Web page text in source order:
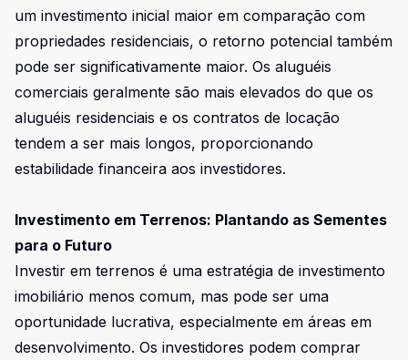
um investimento inicial maior em comparação com
propriedades residenciais, o retorno potencial também
pode ser significativamente maior. Os aluguéis
comerciais geralmente são mais elevados do que os
aluguéis residenciais e os contratos de locação
tendem a ser mais longos, proporcionando
estabilidade financeira aos investidores.
Investimento em Terrenos: Plantando as Sementes
para o Futuro
Investir em terrenos é uma estratégia de investimento
imobiliário menos comum, mas pode ser uma
oportunidade lucrativa, especialmente em áreas em
desenvolvimento. Os investidores podem comprar